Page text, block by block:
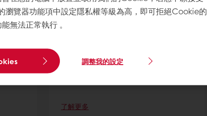
包做
濕潤
。
方便製作出柔軟甜美的布里歐麵包，更帶來
令人難以置信的新鮮度和優質的奶油風味，
了解更多
瀏覽器功能項中設定隱私權等級為高，即可拒絕Cookie的
無法正常執行 。
調整我的設定